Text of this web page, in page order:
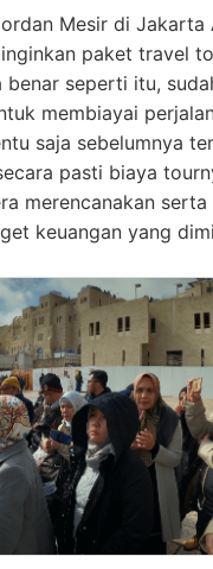
Mesir di Jakarta
paket travel
seperti itu,
membiayai
saja sebelumnya
pasti biaya
merencanakan serta
keuangan yang